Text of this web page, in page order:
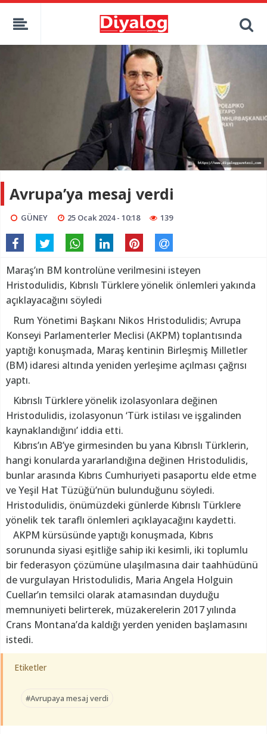
Avrupa’ya mesaj verdi
GÜNEY 25 Ocak 2024 - 10:18 139
Maraş’ın BM kontrolüne verilmesini isteyen
Hristodulidis, Kıbrıslı Türklere yönelik önlemleri yakında
açıklayacağını söyledi
Rum Yönetimi Başkanı Nikos Hristodulidis; Avrupa
Konseyi Parlamenterler Meclisi (AKPM) toplantısında
yaptığı konuşmada, Maraş kentinin Birleşmiş Milletler
(BM) idaresi altında yeniden yerleşime açılması çağrısı
yaptı.
Kıbrıslı Türklere yönelik izolasyonlara değinen
Hristodulidis, izolasyonun ‘Türk istilası ve işgalinden
kaynaklandığını’ iddia etti.
Kıbrıs’ın AB’ye girmesinden bu yana Kıbrıslı Türklerin,
hangi konularda yararlandığına değinen Hristodulidis,
bunlar arasında Kıbrıs Cumhuriyeti pasaportu elde etme
ve Yeşil Hat Tüzüğü’nün bulunduğunu söyledi.
Hristodulidis, önümüzdeki günlerde Kıbrıslı Türklere
yönelik tek taraflı önlemleri açıklayacağını kaydetti.
AKPM kürsüsünde yaptığı konuşmada, Kıbrıs
sorununda siyasi eşitliğe sahip iki kesimli, iki toplumlu
bir federasyon çözümüne ulaşılmasına dair taahhüdünü
de vurgulayan Hristodulidis, Maria Angela Holguin
Cuellar’ın temsilci olarak atamasından duyduğu
memnuniyeti belirterek, müzakerelerin 2017 yılında
Crans Montana’da kaldığı yerden yeniden başlamasını
istedi.
Etiketler
#Avrupaya mesaj verdi